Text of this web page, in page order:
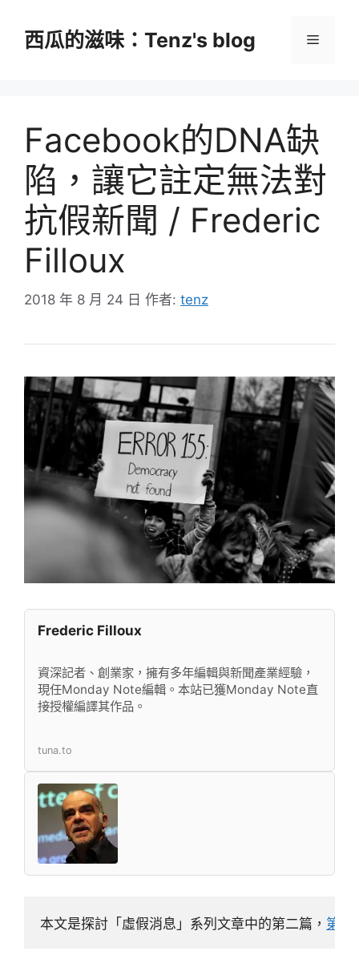
西瓜的滋味：Tenz's blog 選
Facebook的DNA缺
陷，讓它註定無法對
抗假新聞 / Frederic
Filloux
2018 年 8 月 24 日 作者: tenz
Frederic Filloux
資深記者、創業家，擁有多年編輯與新聞產業經驗，
現任Monday Note編輯。本站已獲Monday Note直
接授權編譯其作品。
tuna.to
本文是探討「虛假消息」系列文章中的第二篇， 第一